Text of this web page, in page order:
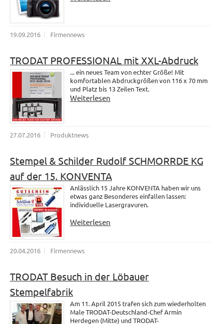
19.09.2016 Firmennews
TRODAT PROFESSIONAL mit XXL-Abdruck
... ein neues Team von echter Größe! Mit
komfortablen Abdruckgrößen von 116 x 70 mm
und Platz bis 13 Zeilen Text.
Weiterlesen
27.07.2016 Produktnews
Stempel & Schilder Rudolf SCHMORRDE KG
auf der 15. KONVENTA
Anlässlich 15 Jahre KONVENTA haben wir uns
etwas ganz Besonderes einfallen lassen:
individuelle Lasergravuren.
Weiterlesen
20.04.2016 Firmennews
TRODAT Besuch in der Löbauer
Stempelfabrik
Am 11. April 2015 trafen sich zum wiederholten
Male TRODAT-Deutschland-Chef Armin
Herdegen (Mitte) und TRODAT-